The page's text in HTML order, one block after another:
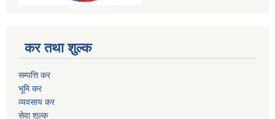
कर तथा शुल्क
सम्पत्ति कर
भूमि कर
व्यवसाय कर
सेवा शुल्क